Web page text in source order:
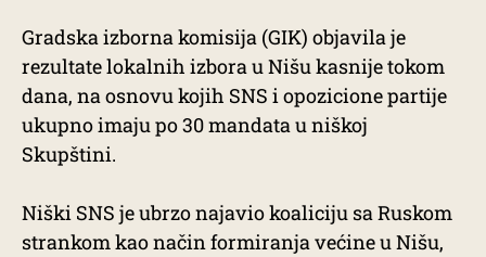
Gradska izborna komisija (GIK) objavila je
rezultate lokalnih izbora u Nišu kasnije tokom
dana, na osnovu kojih SNS i opozicione partije
ukupno imaju po 30 mandata u niškoj
Skupštini.
Niški SNS je ubrzo najavio koaliciju sa Ruskom
strankom kao način formiranja većine u Nišu,